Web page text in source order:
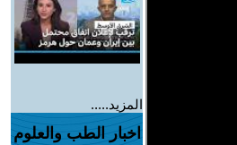
المزيد.....
اخبار الطب والعلوم